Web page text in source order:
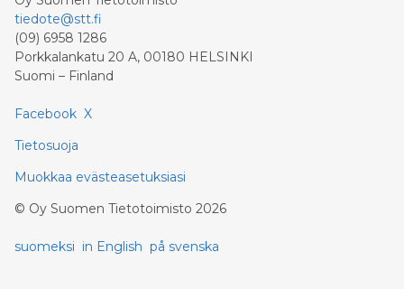
tiedote@stt.fi
(09) 6958 1286
Porkkalankatu 20 A, 00180 HELSINKI
Suomi – Finland
Facebook X
Tietosuoja
Muokkaa evästeasetuksiasi
© Oy Suomen Tietotoimisto 2026
suomeksi in English på svenska